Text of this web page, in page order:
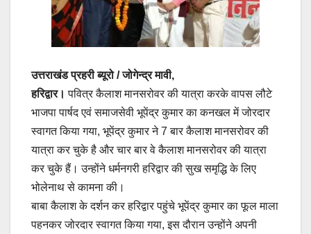
उत्तराखंड प्रहरी ब्यूरो / जोगेन्द्र मावी,
हरिद्वार। पवित्र कैलाश मानसरोवर की यात्रा करके वापस लौटे
भाजपा पार्षद एवं समाजसेवी भूपेंद्र कुमार का कनखल में जोरदार
स्वागत किया गया, भूपेंद्र कुमार ने 7 बार कैलाश मानसरोवर की
यात्रा कर चुके है और चार बार वे कैलाश मानसरोवर की यात्रा
कर चुके हैं। उन्होंने धर्मनगरी हरिद्वार की सुख समृद्धि के लिए
भोलेनाथ से कामना की।
बाबा कैलाश के दर्शन कर हरिद्वार पहुंचे भूपेंद्र कुमार का फूल माला
पहनकर जोरदार स्वागत किया गया, इस दौरान उन्होंने अपनी